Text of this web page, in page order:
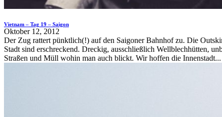
Vietnam – Tag 19 – Saigon
Oktober 12, 2012
Der Zug rattert pünktlich(!) auf den Saigoner Bahnhof zu. Die
Stadt sind erschreckend. Dreckig, ausschließlich Wellblechhütten,
Straßen und Müll wohin man auch blickt. Wir hoffen die Innenstadt...